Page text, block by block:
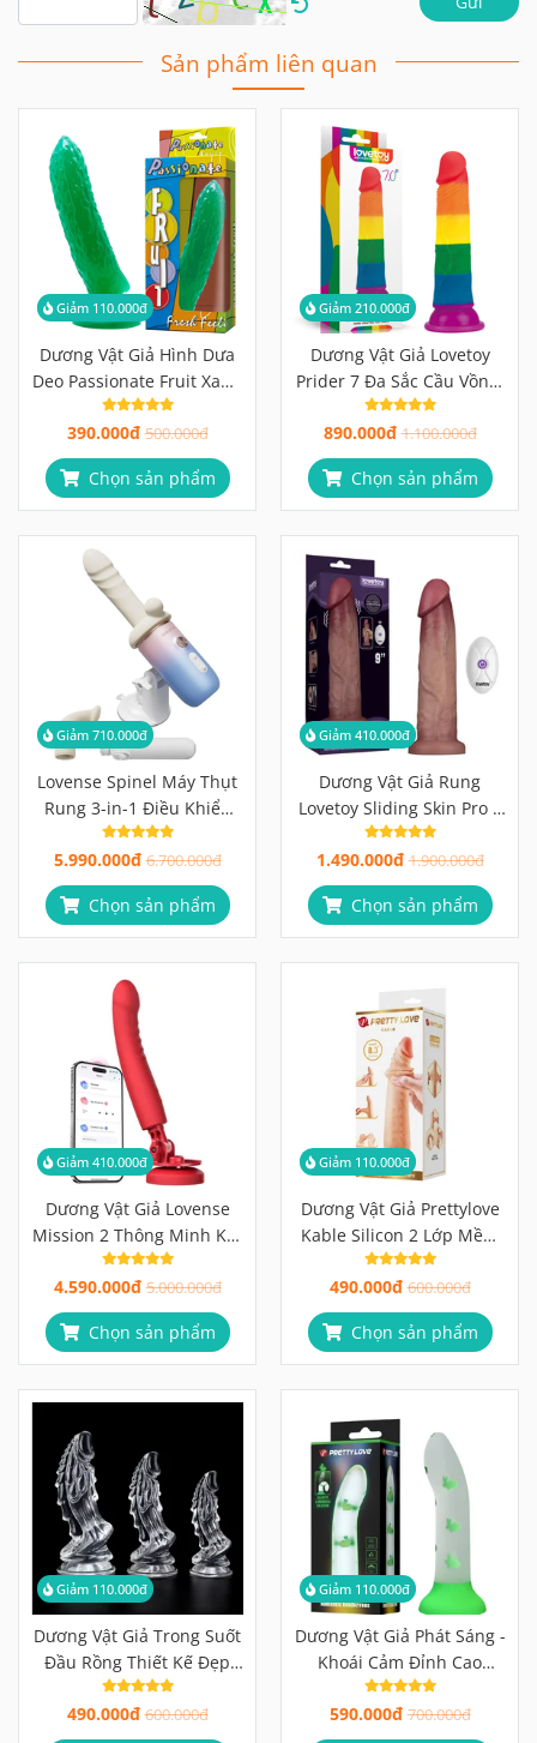
Sản phẩm liên quan
Giảm 110.000đ
Dương Vật Giả Hình Dưa
Deo Passionate Fruit Xanh
Lá, Đế Hút Mạnh
390.000đ 500.000đ
Chọn sản phẩm
Giảm 210.000đ
Dương Vật Giả Lovetoy
Prider 7 Đa Sắc Cầu Vồng,
Đế Hút Mạnh
890.000đ 1.100.000đ
Chọn sản phẩm
Giảm 710.000đ
Lovense Spinel Máy Thụt
Rung 3-in-1 Điều Khiển
Qua App Cao Cấp
5.990.000đ 6.700.000đ
Chọn sản phẩm
Giảm 410.000đ
Dương Vật Giả Rung
Lovetoy Sliding Skin Pro II
Đột Phá Với Công Nghệ Da
Trượt Siêu Thực
1.490.000đ 1.900.000đ
Chọn sản phẩm
Giảm 410.000đ
Dương Vật Giả Lovense
Mission 2 Thông Minh Kết
Nối App
4.590.000đ 5.000.000đ
Chọn sản phẩm
Giảm 110.000đ
Dương Vật Giả Prettylove
Kable Silicon 2 Lớp Mềm
Mịn Như Thật
490.000đ 600.000đ
Chọn sản phẩm
Giảm 110.000đ
Dương Vật Giả Trong Suốt
Đầu Rồng Thiết Kế Đẹp
Mắt
490.000đ 600.000đ
Giảm 110.000đ
Dương Vật Giả Phát Sáng -
Khoái Cảm Đỉnh Cao
Trong Bóng Tối
590.000đ 700.000đ